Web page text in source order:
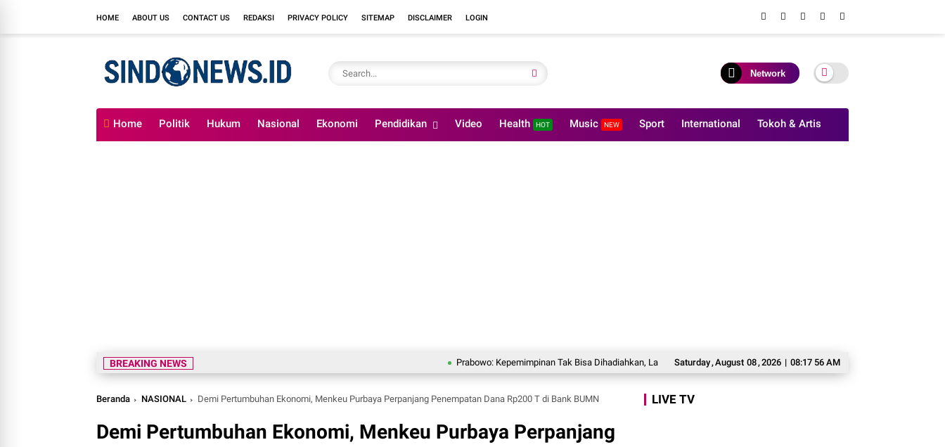
HOME ABOUT US CONTACT US REDAKSI PRIVACY POLICY SITEMAP DISCLAIMER LOGIN
Network
Home Politik Hukum Nasional Ekonomi Pendidikan Video Health HOT Music NEW Sport International Tokoh & Artis
Saturday,August 08,2026 | 08:17 57 AM
BREAKING NEWS Prabowo: Kepemimpinan Tak Bisa Dihadiahkan, Lahir Lewat Kesulitan dan Keberanian Prabowo Bertekad Perbaiki Buku Ajar
Beranda NASIONAL Demi Pertumbuhan Ekonomi, Menkeu Purbaya Perpanjang Penempatan Dana Rp200 T di Bank BUMN
Demi Pertumbuhan Ekonomi, Menkeu Purbaya Perpanjang
LIVE TV